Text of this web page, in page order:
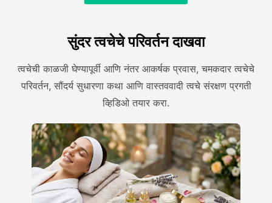
सुंदर त्वचेचे परिवर्तन दाखवा
त्वचेची काळजी घेण्यापूर्वी आणि नंतर आकर्षक प्रवास, चमकदार त्वचेचे
परिवर्तन, सौंदर्य सुधारणा कथा आणि वास्तववादी त्वचे संरक्षण प्रगती
व्हिडिओ तयार करा.